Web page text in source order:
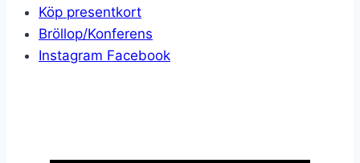
Köp presentkort
Bröllop/Konferens
Instagram Facebook